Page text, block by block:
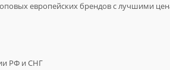
европейских брендов с лучшими
РФ и СНГ